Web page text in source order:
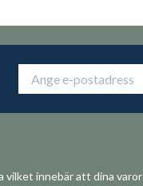
vilket innebär att dina varor